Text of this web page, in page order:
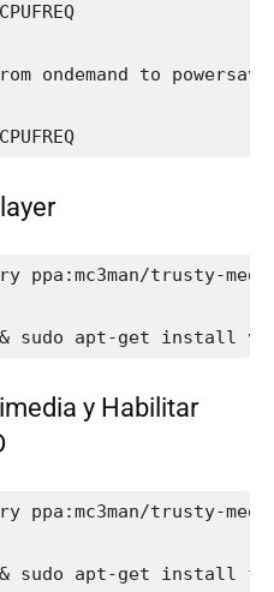
ondemand to powersave
ppa:mc3man/trusty-
sudo apt-get install
y Habilitar
ppa:mc3man/trusty-
sudo apt-get install